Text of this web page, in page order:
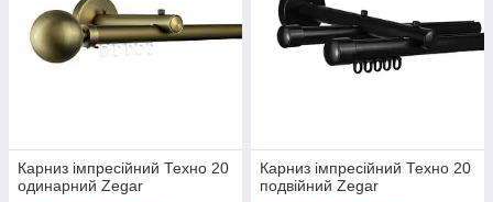
Карниз імпресійний Техно 20
одинарний Zegar
Карниз імпресійний Техно 20
подвійний Zegar